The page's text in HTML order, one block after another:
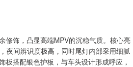
修饰，凸显高端MPV的沉稳气质。核心亮
夜间辨识度极高，同时尾灯内部采用细腻
搭配银色护板，与车头设计形成呼应，